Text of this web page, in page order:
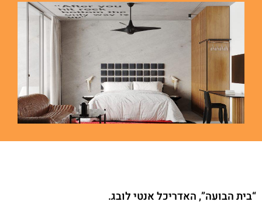
“בית הבועה”, האדריכל אנטי לובג.